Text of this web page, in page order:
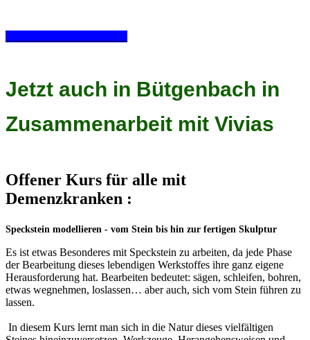
Jetzt auch in Bütgenbach in
Zusammenarbeit mit Vivias
Offener Kurs für alle mit
Demenzkranken :
Speckstein modellieren - vom Stein bis hin zur fertigen Skulptur
Es ist etwas Besonderes mit Speckstein zu arbeiten, da jede Phase
der Bearbeitung dieses lebendigen Werkstoffes ihre ganz eigene
Herausforderung hat. Bearbeiten bedeutet: sägen, schleifen, bohren,
etwas wegnehmen, loslassen… aber auch, sich vom Stein führen zu
lassen.
In diesem Kurs lernt man sich in die Natur dieses vielfältigen